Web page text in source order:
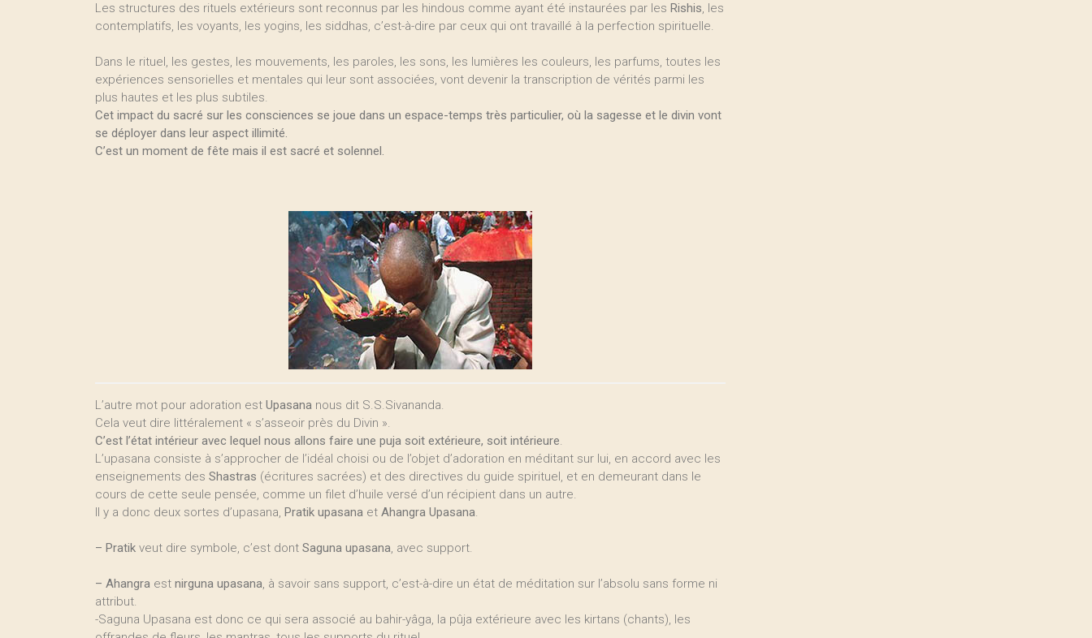
Les structures des rituels extérieurs sont reconnus par les hindous comme ayant été instaurées par les Rishis, les
contemplatifs, les voyants, les yogins, les siddhas, c’est-à-dire par ceux qui ont travaillé à la perfection spirituelle.
Dans le rituel, les gestes, les mouvements, les paroles, les sons, les lumières les couleurs, les parfums, toutes les
expériences sensorielles et mentales qui leur sont associées, vont devenir la transcription de vérités parmi les
plus hautes et les plus subtiles.
Cet impact du sacré sur les consciences se joue dans un espace-temps très particulier, où la sagesse et le divin vont
se déployer dans leur aspect illimité.
C’est un moment de fête mais il est sacré et solennel.
L’autre mot pour adoration est Upasana nous dit S.S.Sivananda.
Cela veut dire littéralement « s’asseoir près du Divin ».
C’est l’état intérieur avec lequel nous allons faire une puja soit extérieure, soit intérieure.
L’upasana consiste à s’approcher de l’idéal choisi ou de l’objet d’adoration en méditant sur lui, en accord avec les
enseignements des Shastras (écritures sacrées) et des directives du guide spirituel, et en demeurant dans le
cours de cette seule pensée, comme un filet d’huile versé d’un récipient dans un autre.
Il y a donc deux sortes d’upasana, Pratik upasana et Ahangra Upasana.
– Pratik veut dire symbole, c’est dont Saguna upasana, avec support.
– Ahangra est nirguna upasana, à savoir sans support, c’est-à-dire un état de méditation sur l’absolu sans forme ni
attribut.
-Saguna Upasana est donc ce qui sera associé au bahir-yâga, la pûja extérieure avec les kirtans (chants), les